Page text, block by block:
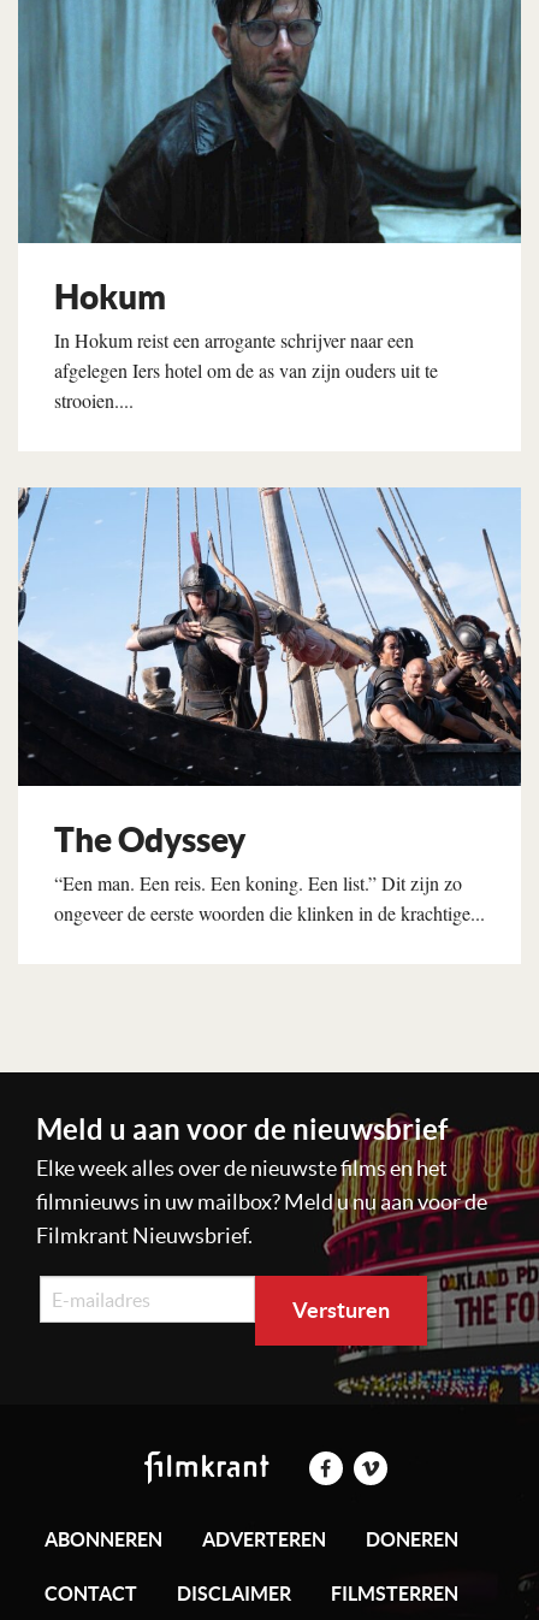
Hokum
In Hokum reist een arrogante schrijver naar een
afgelegen Iers hotel om de as van zijn ouders uit te
strooien....
Lees verder
The Odyssey
“Een man. Een reis. Een koning. Een list.” Dit zijn zo
ongeveer de eerste woorden die klinken in de krachtige...
Meld u aan voor de nieuwsbrief
Elke week alles over de nieuwste films en het
filmnieuws in uw mailbox? Meld u nu aan voor de
Filmkrant Nieuwsbrief.
ABONNEREN ADVERTEREN DONEREN
CONTACT DISCLAIMER FILMSTERREN